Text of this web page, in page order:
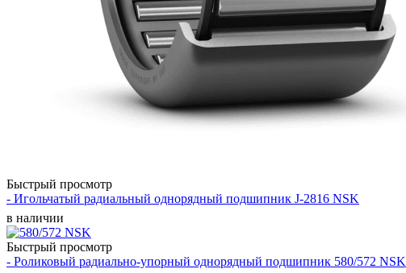
Быстрый просмотр
- Игольчатый радиальный однорядный подшипник J-2816 NSK
в наличии
Быстрый просмотр
- Роликовый радиально-упорный однорядный подшипник 580/572 NSK